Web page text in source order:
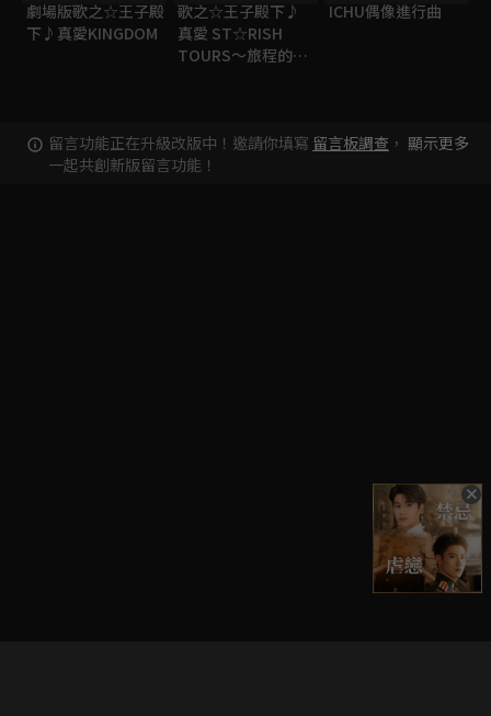
劇場版歌之☆王子殿
下♪真愛KINGDOM
歌之☆王子殿下♪
真愛 ST☆RISH
TOURS～旅程的起
ICHU偶像進行曲
留言功能正在升級改版中！邀請你填寫 留言板調查 ，
一起共創新版留言功能！
顯示更多